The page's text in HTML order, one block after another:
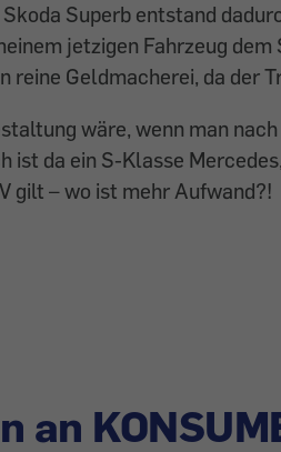
Superb entstand
jetzigen Fahrzeug
reine Geldmacherei, da der
wäre, wenn man
ist da ein S-Klasse
gilt – wo ist mehr Aufwand?!
an